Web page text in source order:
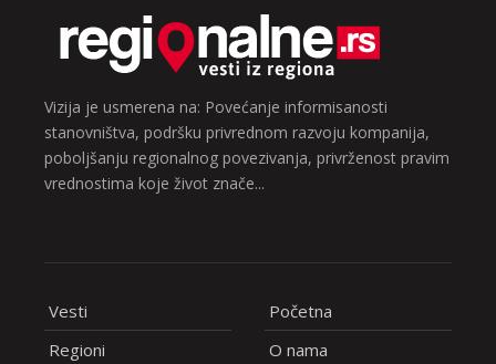
Vizija je usmerena na: Povećanje informisanosti
stanovništva, podršku privrednom razvoju kompanija,
poboljšanju regionalnog povezivanja, privrženost pravim
vrednostima koje život znače...
Vesti
Regioni
Početna
O nama